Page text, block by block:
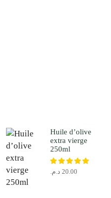
Huile d’olive
extra vierge
250ml
20.00 د.م.